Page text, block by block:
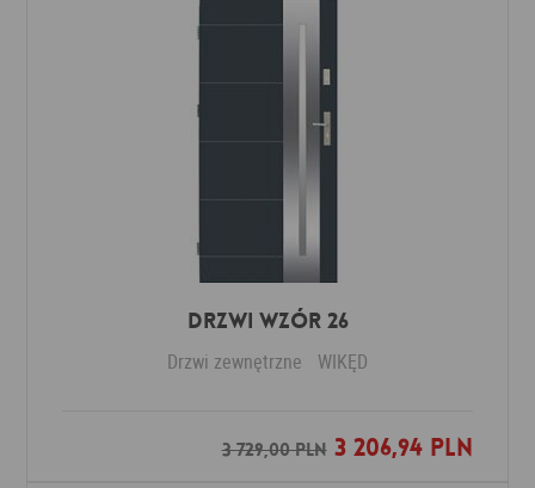
Drzwi Wzór 26
Drzwi zewnętrzne WIKĘD
3 729,00 PLN3 206,94 PLN
Dodaj do ulubionych